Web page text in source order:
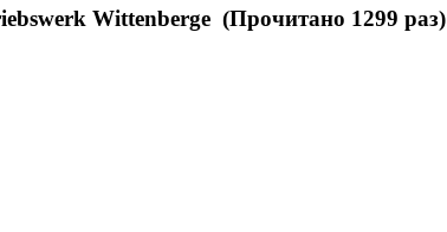
Wittenberge (Прочитано 1299 раз)